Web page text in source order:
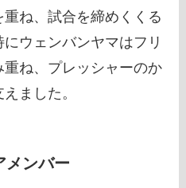
ね、試合を締めくくる
ウェンバンヤマはフリ
ね、プレッシャーのか
ました。
メンバー